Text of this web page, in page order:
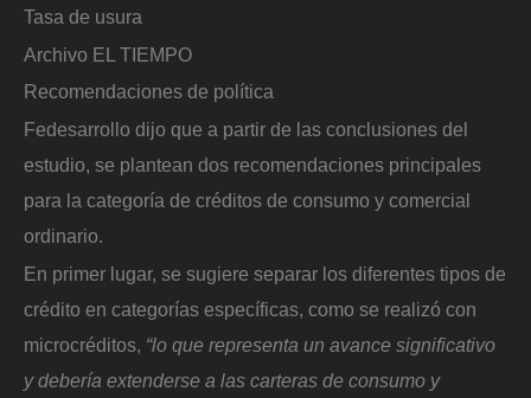
Tasa de usura
Archivo EL TIEMPO
Recomendaciones de política
Fedesarrollo dijo que a partir de las conclusiones del
estudio, se plantean dos recomendaciones principales
para la categoría de créditos de consumo y comercial
ordinario.
En primer lugar, se sugiere separar los diferentes tipos de
crédito en categorías específicas, como se realizó con
microcréditos, “lo que representa un avance significativo
y debería extenderse a las carteras de consumo y